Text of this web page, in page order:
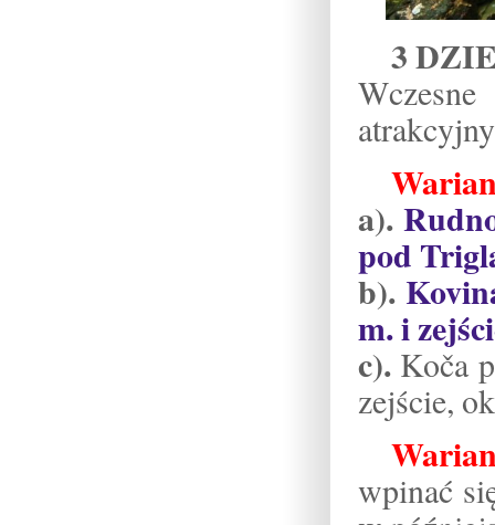
3
a).
pod
b).
m. i
c). Koča
zejście,
wpinać